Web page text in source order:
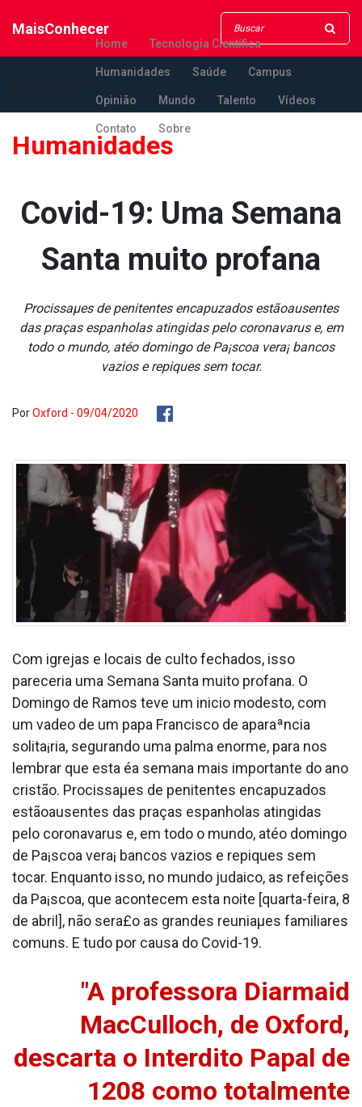
MaisConhecer
Home Tecnologia Científica
Humanidades Saúde Campus
Opinião Mundo Talento Vídeos
Contato Sobre
Humanidades
Covid-19: Uma Semana
Santa muito profana
Procissaµes de penitentes encapuzados estãoausentes
das praças espanholas atingidas pelo coronava­rus e, em
todo o mundo, atéo domingo de Pa¡scoa vera¡ bancos
vazios e repiques sem tocar.
PorOxford - 09/04/2020
Com igrejas e locais de culto fechados, isso
pareceria uma Semana Santa muito profana. O
Domingo de Ramos teve um ini­cio modesto, com
um va­deo de um papa Francisco de aparaªncia
solita¡ria, segurando uma palma enorme, para nos
lembrar que esta éa semana mais importante do ano
cristão. Procissaµes de penitentes encapuzados
estãoausentes das praças espanholas atingidas
pelo coronava­rus e, em todo o mundo, atéo domingo
de Pa¡scoa vera¡ bancos vazios e repiques sem
tocar. Enquanto isso, no mundo judaico, as refeições
da Pa¡scoa, que acontecem esta noite [quarta-feira, 8
de abril], não sera£o as grandes reuniaµes familiares
comuns. E tudo por causa do Covid-19.
"A professora Diarmaid
MacCulloch, de Oxford,
descarta o Interdito Papal de
1208 como totalmente